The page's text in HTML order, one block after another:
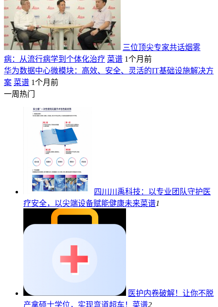
三位顶尖专家共话烟雾
病：从流行病学到个体化治疗 菜谱 1个月前
华为数据中心微模块：高效、安全、灵活的IT基础设施解决方
案 菜谱 1个月前
一周热门
四川川禹科技：以专业团队守护医
疗安全，以尖端设备赋能健康未来菜谱1
医护内卷破解！让你不脱
产拿硕士学位，实现弯道超车！ 菜谱2